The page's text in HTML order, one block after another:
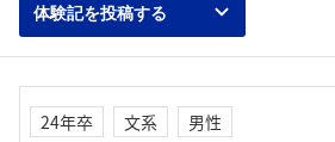
体験記を投稿する
24年卒 文系
男性